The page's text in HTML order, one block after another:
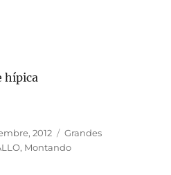
hípica
2012 Categorías
Grandes
, Montando